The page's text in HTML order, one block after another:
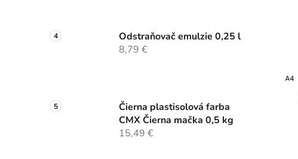
Odstraňovač emulzie 0,25 l
8,79 €
Čierna plastisolová farba
CMX Čierna mačka 0,5 kg
15,49 €